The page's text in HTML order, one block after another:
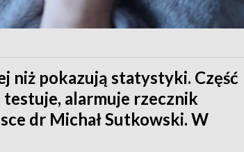
niż pokazują statystyki. Część
alarmuje rzecznik
dr Michał Sutkowski. W